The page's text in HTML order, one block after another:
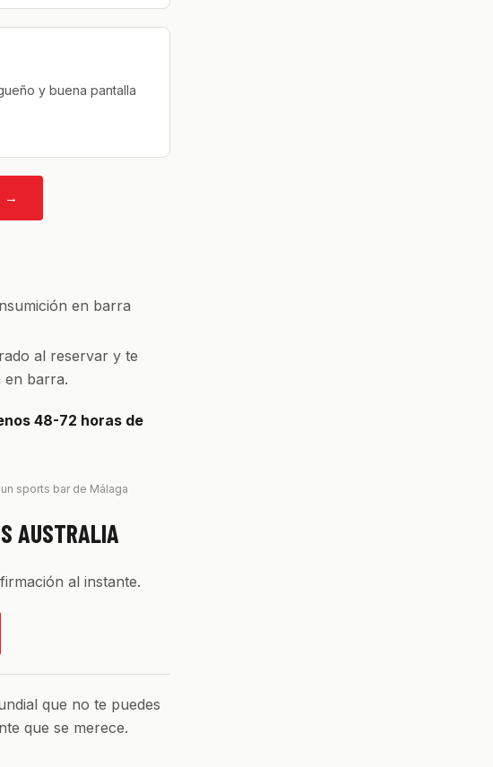
y buena pantalla
→
en barra
al reservar y te
en barra.
48-72 horas de
sports bar de Málaga
AUSTRALIA
al instante.
que no te puedes
que se merece.